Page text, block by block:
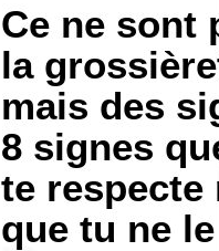
Ce ne sont
la
mais des
8 signes
te respecte
que tu ne